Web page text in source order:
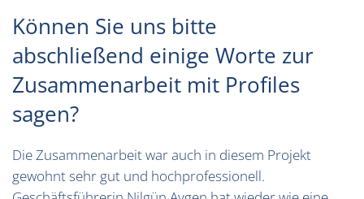
Können Sie uns bitte
abschließend einige Worte zur
Zusammenarbeit mit Profiles
sagen?
Die Zusammenarbeit war auch in diesem Projekt
gewohnt sehr gut und hochprofessionell.